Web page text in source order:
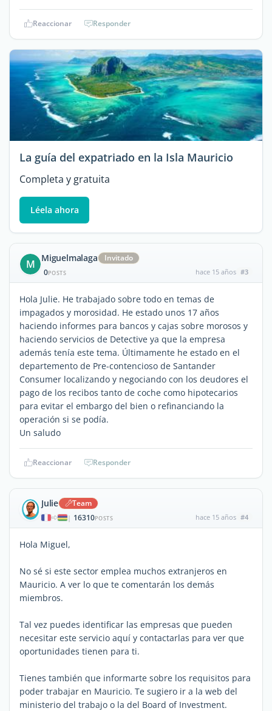
Reaccionar Responder
La guía del expatriado en la Isla Mauricio
Completa y gratuita
Léela ahora
M Miguelmalaga
Invitado
0POSTS hace 15 años #3
Hola Julie. He trabajado sobre todo en temas de
impagados y morosidad. He estado unos 17 años
haciendo informes para bancos y cajas sobre morosos y
haciendo servicios de Detective ya que la empresa
además tenía este tema. Últimamente he estado en el
departemento de Pre-contencioso de Santander
Consumer localizando y negociando con los deudores el
pago de los recibos tanto de coche como hipotecarios
para evitar el embargo del bien o refinanciando la
operación si se podía.
Un saludo
Reaccionar Responder
Julie Team
| 16310POSTS hace 15 años #4
Hola Miguel,
No sé si este sector emplea muchos extranjeros en
Mauricio. A ver lo que te comentarán los demás
miembros.
Tal vez puedes identificar las empresas que pueden
necesitar este servicio aquí y contactarlas para ver que
oportunidades tienen para ti.
Tienes también que informarte sobre los requisitos para
poder trabajar en Mauricio. Te sugiero ir a la web del
ministerio del trabajo o la del Board of Investment.